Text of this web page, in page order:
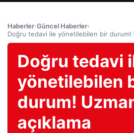
Haberler›Güncel Haberler›
Doğru tedavi ile yönetilebilen bir durum!
Doğru tedavi
yönetilebilen
durum!
açıklama